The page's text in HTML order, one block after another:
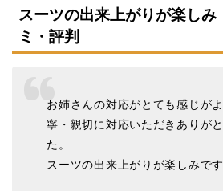
スーツの出来上がりが楽しみ
ミ・評判
お姉さんの対応がとても感じが
寧・親切に対応いただきありが
た。
スーツの出来上がりが楽しみです